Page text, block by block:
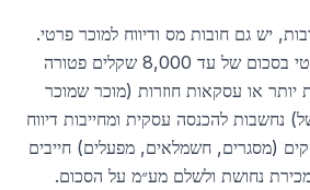
יש גם חובות מס ודיווח למוכר פרטי.
עסקה חד-פעמית של פרטי בסכום של עד 8,000 שקלים פטורה
או עסקאות חוזרות (מוכר שמוכר
נחשבות להכנסה עסקית ומחייבות דיווח
(מסגרים, חשמלאים, מפעלים) חייבים
נחושת ולשלם מע״מ על הסכום.